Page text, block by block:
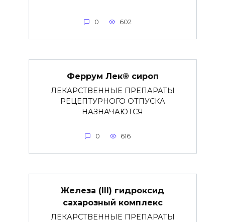
0 602
Феррум Лек® сироп
ЛЕКАРСТВЕННЫЕ ПРЕПАРАТЫ
РЕЦЕПТУРНОГО ОТПУСКА
НАЗНАЧАЮТСЯ
0 616
Железа (III) гидроксид
сахарозный комплекс
ЛЕКАРСТВЕННЫЕ ПРЕПАРАТЫ